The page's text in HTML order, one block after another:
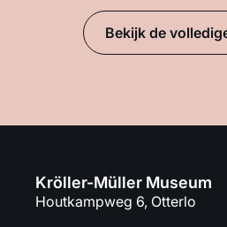
Bekijk de
Kröller-Müller Museum
Houtkampweg 6, Otterlo